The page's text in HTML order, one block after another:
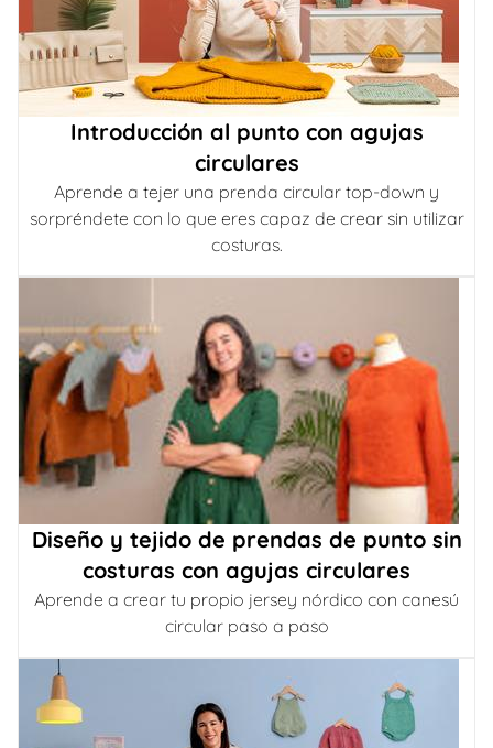
Introducción al punto con agujas
circulares
Aprende a tejer una prenda circular top-down y
sorpréndete con lo que eres capaz de crear sin utilizar
costuras.
Diseño y tejido de prendas de punto sin
costuras con agujas circulares
Aprende a crear tu propio jersey nórdico con canesú
circular paso a paso